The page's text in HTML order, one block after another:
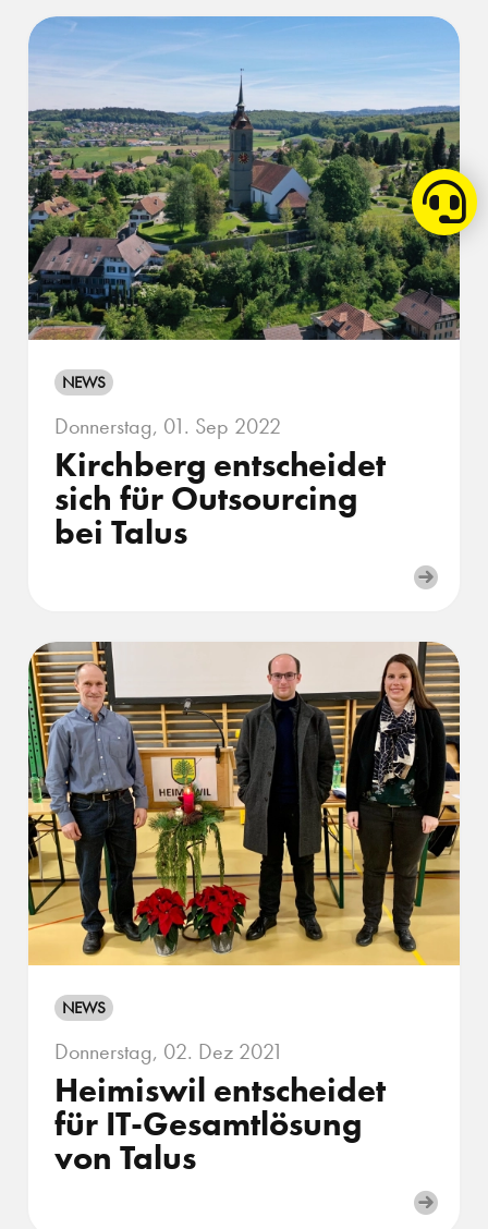
NEWS
Donnerstag, 01. Sep 2022
Kirchberg entscheidet
sich für Outsourcing
bei Talus
NEWS
Donnerstag, 02. Dez 2021
Heimiswil entscheidet
für IT-Gesamtlösung
von Talus